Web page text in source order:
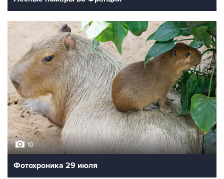
10
Фотохроника 29 июля